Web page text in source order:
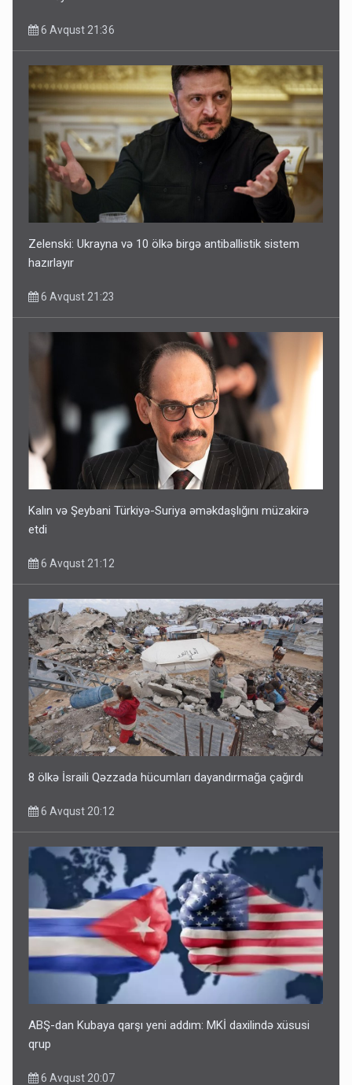
6 Avqust 21:36
Zelenski: Ukrayna və 10 ölkə birgə antiballistik sistem
hazırlayır
6 Avqust 21:23
Kalın və Şeybani Türkiyə-Suriya əməkdaşlığını müzakirə
etdi
6 Avqust 21:12
8 ölkə İsraili Qəzzada hücumları dayandırmağa çağırdı
6 Avqust 20:12
ABŞ-dan Kubaya qarşı yeni addım: MKİ daxilində xüsusi
qrup
6 Avqust 20:07